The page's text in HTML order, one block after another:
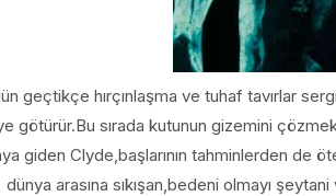
geçtikçe hırçınlaşma ve tuhaf tavırlar
götürür.Bu sırada kutunun gizemini
giden Clyde,başlarının tahminlerden de
dünya arasına sıkışan,bedeni olmayı